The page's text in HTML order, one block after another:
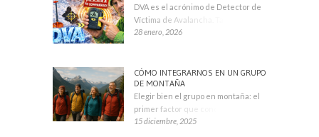
DVA es el acrónimo de Detector de
Víctima de Avalancha. También se
28 enero, 2026
CÓMO INTEGRARNOS EN UN GRUPO
DE MONTAÑA
Elegir bien el grupo en montaña: el
primer factor que condiciona tu
15 diciembre, 2025